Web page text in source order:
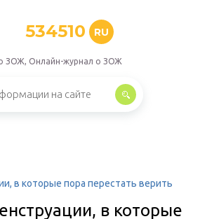
534510 RU
ЗОЖ, Онлайн-журнал о ЗОЖ
в которые пора перестать верить
в которые